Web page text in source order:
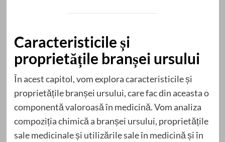
Caracteristicile și
proprietățile branșei ursului
În acest capitol, vom explora caracteristicile și
proprietățile branșei ursului, care fac din aceasta o
componentă valoroasă în medicină. Vom analiza
compoziția chimică a branșei ursului, proprietățile
sale medicinale și utilizările sale în medicină și în